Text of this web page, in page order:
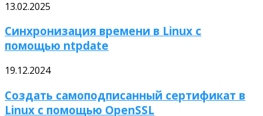
13.02.2025
Синхронизация времени в Linux с
помощью ntpdate
19.12.2024
Создать самоподписанный сертификат в
Linux с помощью OpenSSL